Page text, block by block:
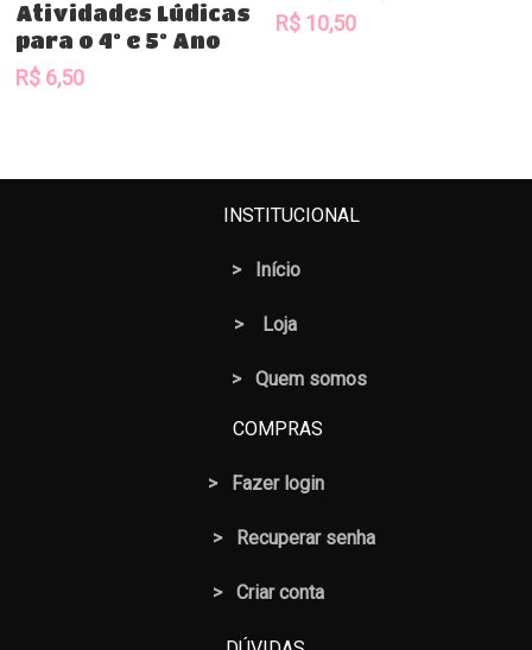
Atividades Lúdicas
para o 4º e 5º Ano
R$ 6,50
R$10,50
INSTITUCIONAL
> Início
> Loja
> Quem somos
COMPRAS
> Fazer login
> Recuperar senha
> Criar conta